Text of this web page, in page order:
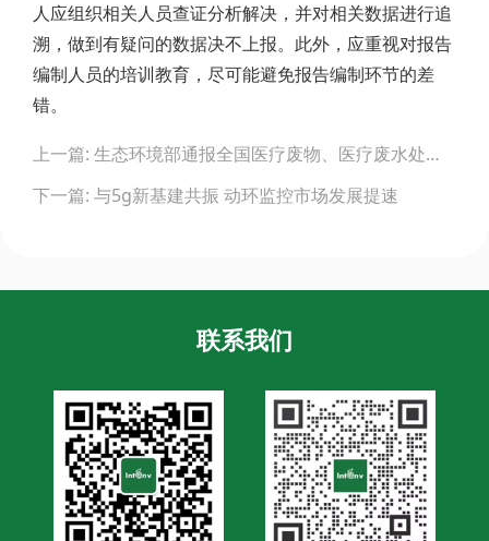
人应组织相关人员查证分析解决，并对相关数据进行追
溯，做到有疑问的数据决不上报。此外，应重视对报告
编制人员的培训教育，尽可能避免报告编制环节的差
错。
navigation
上一篇: 生态环境部通报全国医疗废物、医疗废水处置和环境监测情况(截至5月9日)
下一篇: 与5g新基建共振 动环监控市场发展提速
联系我们